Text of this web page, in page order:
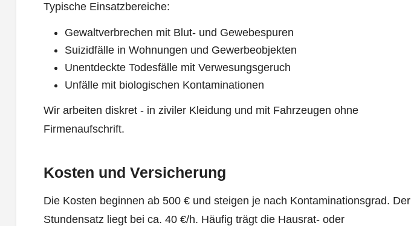
Typische Einsatzbereiche:
Gewaltverbrechen mit Blut- und Gewebespuren
Suizidfälle in Wohnungen und Gewerbeobjekten
Unentdeckte Todesfälle mit Verwesungsgeruch
Unfälle mit biologischen Kontaminationen
Wir arbeiten diskret - in ziviler Kleidung und mit Fahrzeugen ohne
Firmenaufschrift.
Kosten und Versicherung
Die Kosten beginnen ab 500 € und steigen je nach Kontaminationsgrad. Der
Stundensatz liegt bei ca. 40 €/h. Häufig trägt die Hausrat- oder